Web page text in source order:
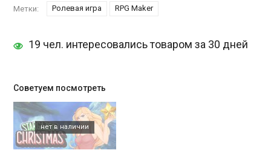
Метки: Ролевая игра RPG Maker
19 чел. интересовались товаром за 30 дней
Советуем посмотреть